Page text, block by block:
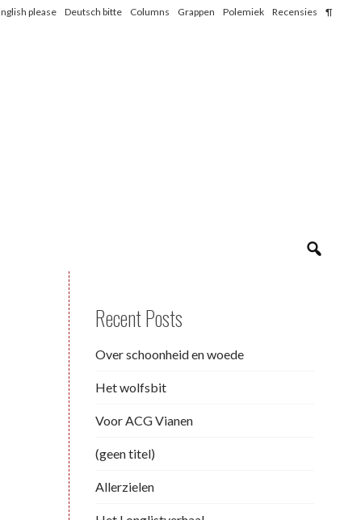
please Deutsch bitte Columns Grappen Polemiek Recensies ¶
Recent Posts
Over schoonheid en woede
Het wolfsbit
Voor ACG Vianen
(geen titel)
Allerzielen